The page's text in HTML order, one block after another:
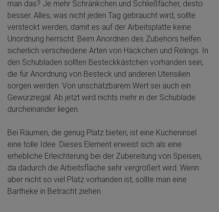
man das? Je mehr Schränkchen und Schließfächer, desto
besser. Alles, was nicht jeden Tag gebraucht wird, sollte
versteckt werden, damit es auf der Arbeitsplatte keine
Unordnung herrscht. Beim Anordnen des Zubehörs helfen
sicherlich verschiedene Arten von Häckchen und Relings. In
den Schubladen sollten Besteckkästchen vorhanden sein,
die für Anordnung von Besteck und anderen Utensilien
sorgen werden. Von unschätzbarem Wert sei auch ein
Gewürzregal. Ab jetzt wird nichts mehr in der Schublade
durcheinander liegen.
Bei Räumen, die genug Platz bieten, ist eine Kücheninsel
eine tolle Idee. Dieses Element erweist sich als eine
erhebliche Erleichterung bei der Zubereitung von Speisen,
da dadurch die Arbeitsfläche sehr vergrößert wird. Wenn
aber nicht so viel Platz vorhanden ist, sollte man eine
Bartheke in Betracht ziehen.